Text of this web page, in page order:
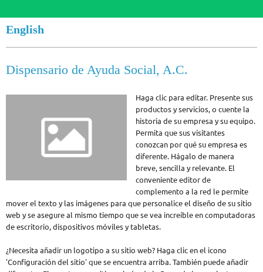
English
Dispensario de Ayuda Social, A.C.
Haga clic para editar. Presente sus
productos y servicios, o cuente la
historia de su empresa y su equipo.
Permita que sus visitantes
conozcan por qué su empresa es
diferente. Hágalo de manera
breve, sencilla y relevante. El
conveniente editor de
complemento a la red le permite
mover el texto y las imágenes para que personalice el diseño de su sitio
web y se asegure al mismo tiempo que se vea increíble en computadoras
de escritorio, dispositivos móviles y tabletas.
¿Necesita añadir un logotipo a su sitio web? Haga clic en el icono
'Configuración del sitio' que se encuentra arriba. También puede añadir